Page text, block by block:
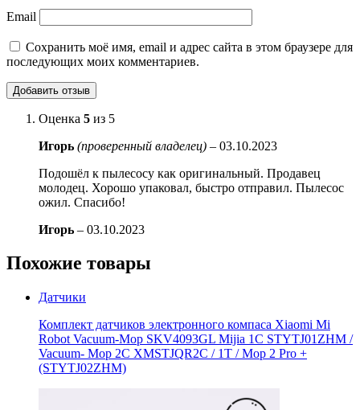
Email
Сохранить моё имя, email и адрес сайта в этом браузере для
последующих моих комментариев.
Оценка 5 из 5
Игорь (проверенный владелец) – 03.10.2023
Подошёл к пылесосу как оригинальный. Продавец
молодец. Хорошо упаковал, быстро отправил. Пылесос
ожил. Спасибо!
Игорь – 03.10.2023
Похожие товары
Датчики
Комплект датчиков электронного компаса Xiaomi Mi
Robot Vacuum-Mop SKV4093GL Mijia 1C STYTJ01ZHM /
Vacuum- Mop 2C XMSTJQR2C / 1T / Mop 2 Pro +
(STYTJ02ZHM)